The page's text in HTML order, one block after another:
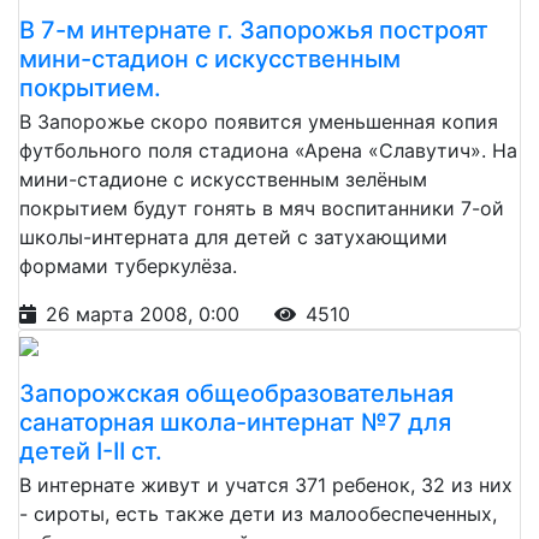
В 7-м интернате г. Запорожья построят
мини-стадион с искусственным
покрытием.
В Запорожье скоро появится уменьшенная копия
футбольного поля cтадиона «Арена «Славутич». На
мини-стадионе с искусственным зелёным
покрытием будут гонять в мяч воспитанники 7-ой
школы-интерната для детей с затухающими
формами туберкулёза.
26 марта 2008, 0:00
4510
Запорожская общеобразовательная
санаторная школа-интернат №7 для
детей I-II ст.
В интернате живут и учатся 371 ребенок, 32 из них
- сироты, есть также дети из малообеспеченных,